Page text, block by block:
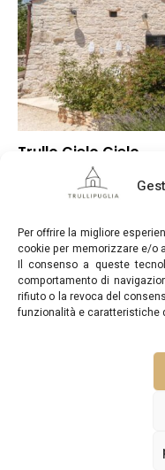
Per offrire la migliore
cookie per memorizzare e/o
Il consenso a queste
comportamento di
rifiuto o la revoca del
funzionalità e caratteristiche
Trullo Cielo Cielo
Punteggio globale
▼Rapporto qualità/
TrulliPuglia.com ©
POLITICA SUI COOKIE